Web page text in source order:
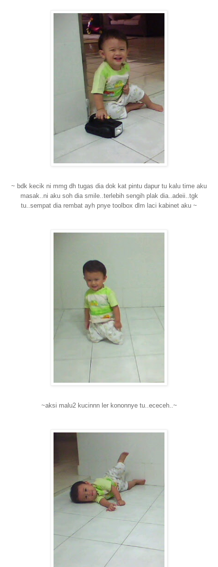
~ bdk kecik ni mmg dh tugas dia dok kat pintu dapur tu kalu time aku
masak..ni aku soh dia smile..terlebih sengih plak dia..adeii..tgk
tu..sempat dia rembat ayh pnye toolbox dlm laci kabinet aku ~
~aksi malu2 kucinnn ler kononnye tu..ececeh..~